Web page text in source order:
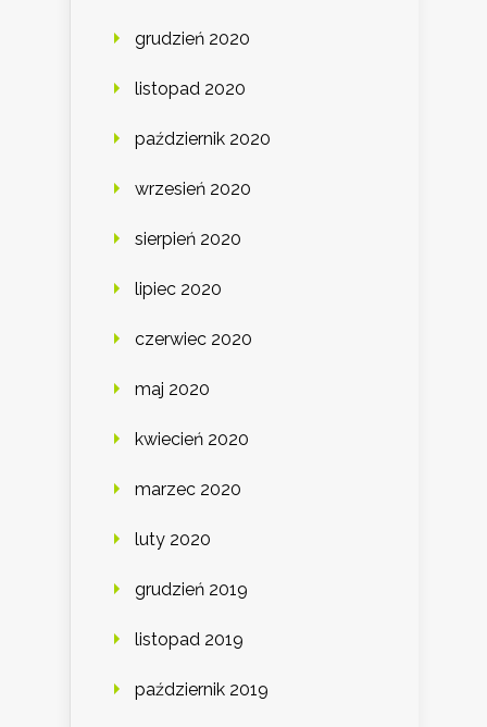
grudzień 2020
listopad 2020
październik 2020
wrzesień 2020
sierpień 2020
lipiec 2020
czerwiec 2020
maj 2020
kwiecień 2020
marzec 2020
luty 2020
grudzień 2019
listopad 2019
październik 2019